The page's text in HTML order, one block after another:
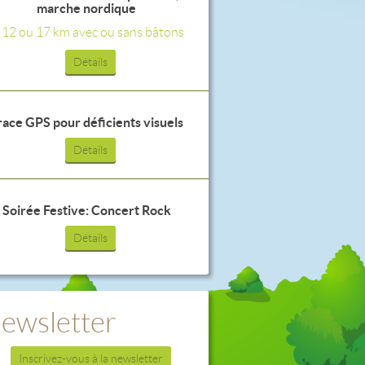
marche nordique
12 ou 17 km avec ou sans bâtons
Détails
GPS pour déficients visuels
Détails
Soirée Festive: Concert Rock
Détails
Inscrivez-vous à la newsletter